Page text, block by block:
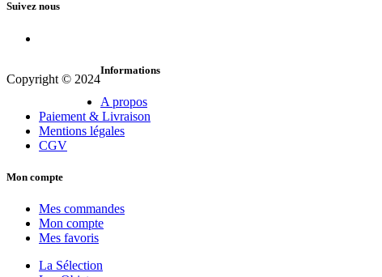
Suivez nous
Copyright © 2024
Informations
A propos
Paiement & Livraison
Mentions légales
CGV
Mon compte
Mes commandes
Mon compte
Mes favoris
La Sélection